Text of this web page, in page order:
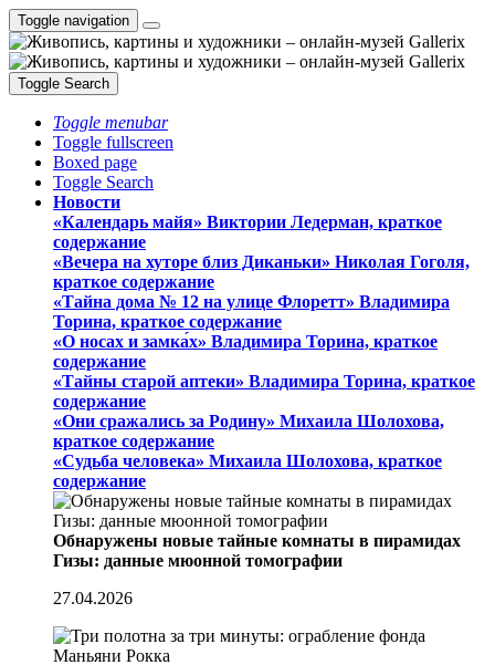
Toggle navigation
Toggle Search
Toggle menubar
Toggle fullscreen
Boxed page
Toggle Search
Новости
«Календарь майя» Виктории Ледерман, краткое
содержание
«Вечера на хуторе близ Диканьки» Николая Гоголя,
краткое содержание
«Тайна дома № 12 на улице Флоретт» Владимира
Торина, краткое содержание
«О носах и замка́х» Владимира Торина, краткое
содержание
«Тайны старой аптеки» Владимира Торина, краткое
содержание
«Они сражались за Родину» Михаила Шолохова,
краткое содержание
«Судьба человека» Михаила Шолохова, краткое
содержание
Обнаружены новые тайные комнаты в пирамидах
Гизы: данные мюонной томографии
27.04.2026